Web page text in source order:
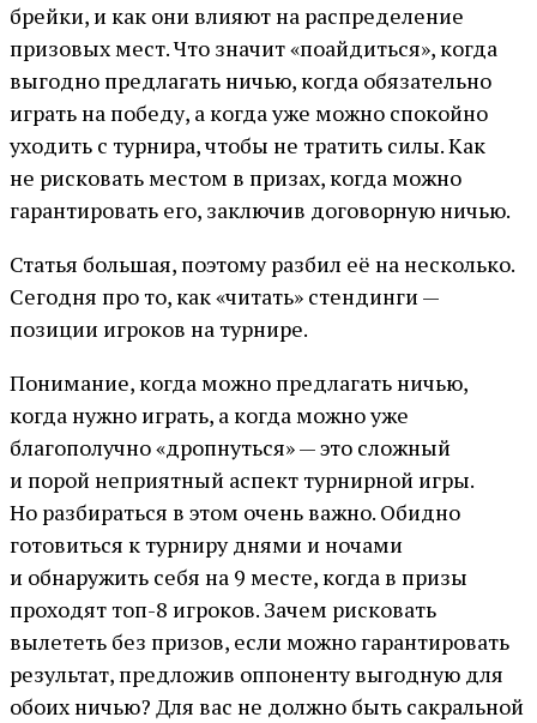
брейки, и как они влияют на распределение
призовых мест. Что значит «поайдиться», когда
выгодно предлагать ничью, когда обязательно
играть на победу, а когда уже можно спокойно
уходить с турнира, чтобы не тратить силы. Как
не рисковать местом в призах, когда можно
гарантировать его, заключив договорную ничью.
Статья большая, поэтому разбил её на несколько.
Сегодня про то, как «читать» стендинги —
позиции игроков на турнире.
Понимание, когда можно предлагать ничью,
когда нужно играть, а когда можно уже
благополучно «дропнуться» — это сложный
и порой неприятный аспект турнирной игры.
Но разбираться в этом очень важно. Обидно
готовиться к турниру днями и ночами
и обнаружить себя на 9 месте, когда в призы
проходят топ-8 игроков. Зачем рисковать
вылететь без призов, если можно гарантировать
результат, предложив оппоненту выгодную для
обоих ничью? Для вас не должно быть сакральной